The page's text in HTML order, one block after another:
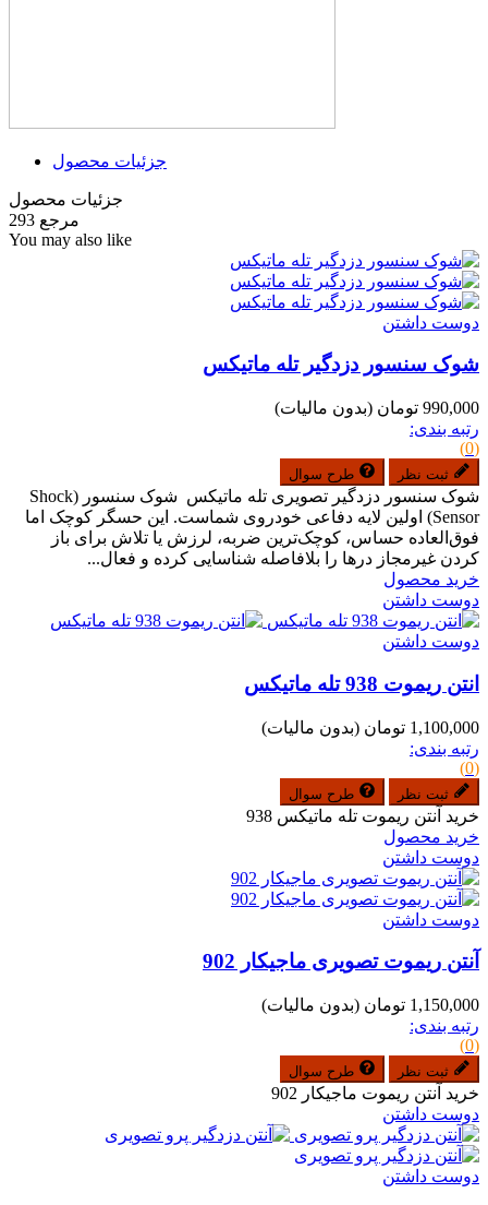
جزئیات محصول
جزئیات محصول
مرجع 293
You may also like
دوست داشتن
شوک سنسور دزدگیر تله ماتیکس
990,000 تومان
(بدون مالیات)
رتبه بندی:
(0)
ثبت نظر طرح سوال
شوک سنسور دزدگیر تصویری تله ماتیکس شوک سنسور (Shock
Sensor) اولین لایه دفاعی خودروی شماست. این حسگر کوچک اما
فوق‌العاده حساس، کوچک‌ترین ضربه، لرزش یا تلاش برای باز
کردن غیرمجاز درها را بلافاصله شناسایی کرده و فعال...
خرید محصول
دوست داشتن
دوست داشتن
انتن ریموت 938 تله ماتیکس
1,100,000 تومان
(بدون مالیات)
رتبه بندی:
(0)
ثبت نظر طرح سوال
خرید آنتن ریموت تله ماتیکس 938
خرید محصول
دوست داشتن
دوست داشتن
آنتن ریموت تصویری ماجیکار 902
1,150,000 تومان
(بدون مالیات)
رتبه بندی:
(0)
ثبت نظر طرح سوال
خرید آنتن ریموت ماجیکار 902
دوست داشتن
دوست داشتن